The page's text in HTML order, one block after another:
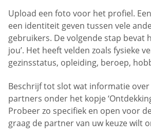
Upload een foto voor het profiel.
een identiteit geven tussen vele
gebruikers. De volgende stap bevat
jou’. Het heeft velden zoals fysieke
gezinsstatus, opleiding, beroep,
Beschrijf tot slot wat informatie over
partners onder het kopje
Probeer zo specifiek en open voor
graag de partner van uw keuze wilt